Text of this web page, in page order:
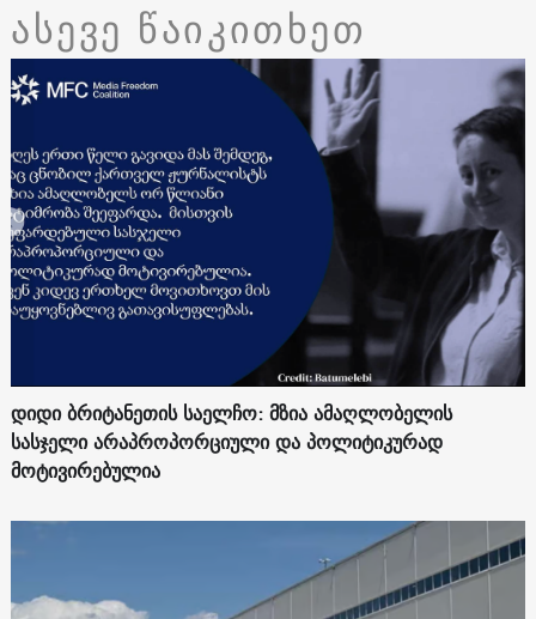
ასევე წაიკითხეთ
დიდი ბრიტანეთის საელჩო: მზია ამაღლობელის
სასჯელი არაპროპორციული და პოლიტიკურად
მოტივირებულია